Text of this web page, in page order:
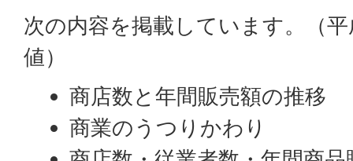
次の内容を掲載しています。（
値）
商店数と年間販売額の推移
商業のうつりかわり